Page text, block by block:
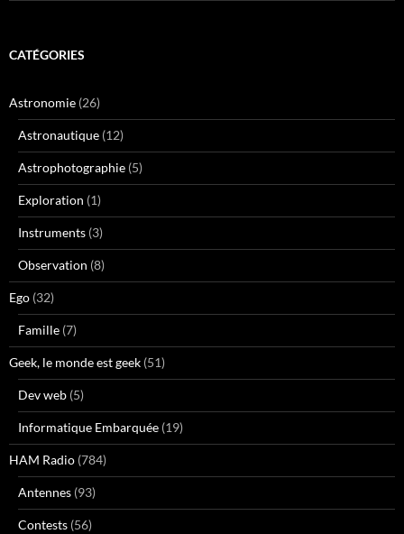
CATÉGORIES
Astronomie (26)
Astronautique (12)
Astrophotographie (5)
Exploration (1)
Instruments (3)
Observation (8)
Ego (32)
Famille (7)
Geek, le monde est geek (51)
Dev web (5)
Informatique Embarquée (19)
HAM Radio (784)
Antennes (93)
Contests (56)